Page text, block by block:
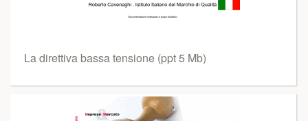
La direttiva bassa tensione (ppt 5 Mb)